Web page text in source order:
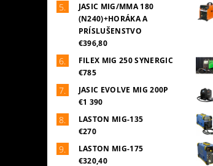
JASIC MIG/MMA 180
(N240)+HORÁKA A
PRÍSLUŠENSTVO
€396,80
FILEX MIG 250 SYNERGIC
€785
JASIC EVOLVE MIG 200P
€1 390
LASTON MIG-135
€270
LASTON MIG-175
€320,40